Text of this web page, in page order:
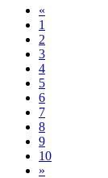
«
1
2
3
4
5
6
7
8
9
10
»